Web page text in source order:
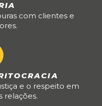
com clientes e
e o respeito em
relações.